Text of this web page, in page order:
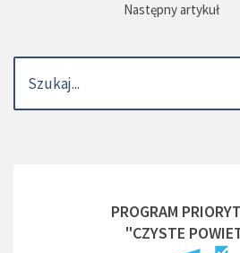
Następny artykuł
PROGRAM
"CZYSTE